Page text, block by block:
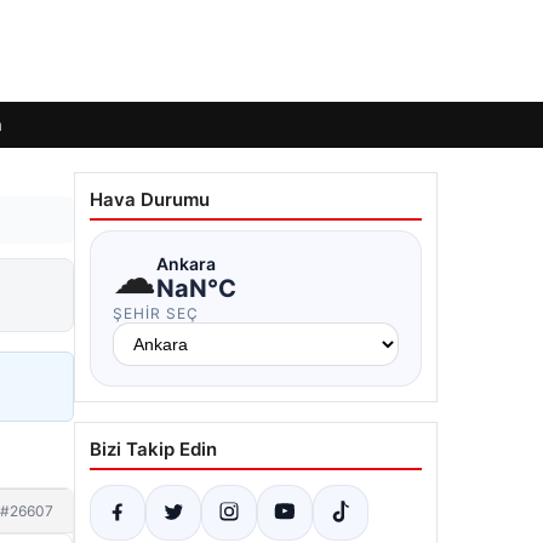
#26607
Hava Durumu
☁Ankara
NaN°C
ŞEHIR SEÇ
Bizi Takip Edin